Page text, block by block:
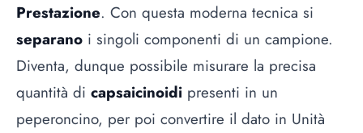
Prestazione. Con questa moderna tecnica si
separano i singoli componenti di un campione.
Diventa, dunque possibile misurare la precisa
quantità di capsaicinoidi presenti in un
peperoncino, per poi convertire il dato in Unità